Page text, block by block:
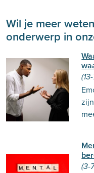
Wil je meer
onderwerp in
(3-